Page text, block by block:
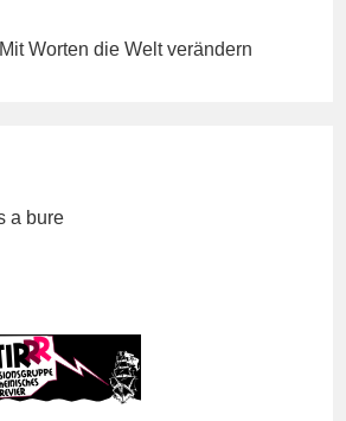
Mit Worten die Welt verändern